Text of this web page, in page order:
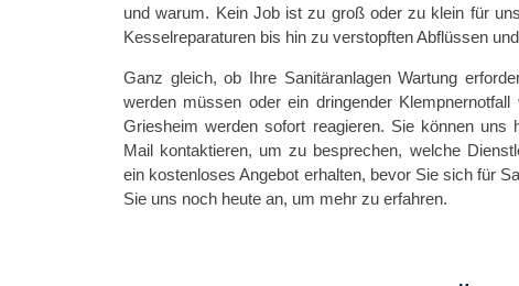
und warum. Kein Job ist zu groß oder zu klein für
Kesselreparaturen bis hin zu verstopften Abflüssen
Ganz gleich, ob Ihre Sanitäranlagen Wartung
werden müssen oder ein dringender
Griesheim werden sofort reagieren. Sie können uns
Mail kontaktieren, um zu besprechen, welche
ein kostenloses Angebot erhalten, bevor Sie sich für
Sie uns noch heute an, um mehr zu erfahren.